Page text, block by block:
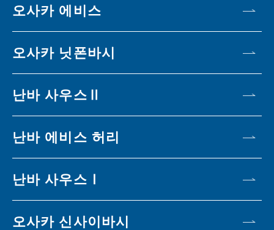
오사카 에비스
오사카 닛폰바시
난바 사우스Ⅱ
난바 에비스 허리
난바 사우스Ⅰ
오사카 신사이바시